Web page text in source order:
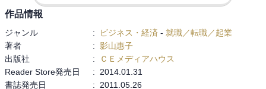
諦めないこと。遅くとも歩みを続けること。
自分のやりたい気持ちが高まるタイミングを逃さない。
井上由美子
最初は誰もが初心者で、誰も自分が何者になれるかなんてわかりま
せん。
作品情報
ジャンル : ビジネス・経済 - 就職／転職／起業
著者
: 影山惠子
出版社
:
ＣＥメディアハウス
Reader Store発売日
:
2014.01.31
書誌発売日
:
2011.05.26